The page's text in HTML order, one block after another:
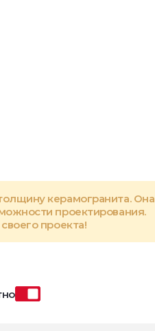
керамогранита. Она
проектирования.
проекта!